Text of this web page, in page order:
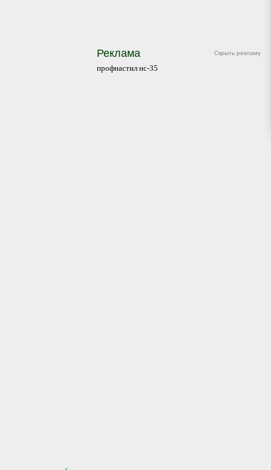
Скрыть рекламу
Реклама
профнастил нс-35